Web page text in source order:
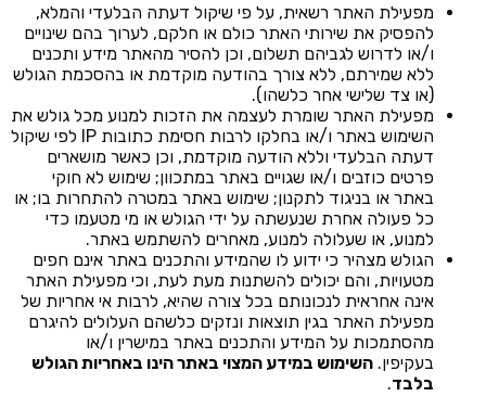
מפעילת האתר רשאית, על פי שיקול דעתה הבלעדי והמלא,
להפסיק את שירותי האתר כולם או חלקם, לערוך בהם שינויים
ו/או לדרוש לגביהם תשלום, וכן להסיר מהאתר מידע ותכנים
ללא שמירתם, ללא צורך בהודעה מוקדמת או בהסכמת הגולש
(או צד שלישי אחר כלשהו).
מפעילת האתר שומרת לעצמה את הזכות למנוע מכל גולש את
השימוש באתר ו/או בחלקו לרבות חסימת כתובות IP לפי שיקול
דעתה הבלעדי וללא הודעה מוקדמת, וכן כאשר מושארים
פרטים כוזבים ו/או שגויים באתר במתכוון; שימוש לא חוקי
באתר או בניגוד לתקנון; שימוש באתר במטרה להתחרות בו; או
כל פעולה אחרת שנעשתה על ידי הגולש או מי מטעמו כדי
למנוע, או שעלולה למנוע, מאחרים להשתמש באתר.
הגולש מצהיר כי ידוע לו שהמידע והתכנים באתר אינם חפים
מטעויות, והם יכולים להשתנות מעת לעת, וכי מפעילת האתר
אינה אחראית לנכונותם בכל צורה שהיא, לרבות אי אחריות של
מפעילת האתר בגין תוצאות ונזקים כלשהם העלולים להיגרם
מהסתמכות על המידע והתכנים באתר במישרין ו/או
בעקיפין. השימוש במידע המצוי באתר הינו באחריות הגולש
בלבד.